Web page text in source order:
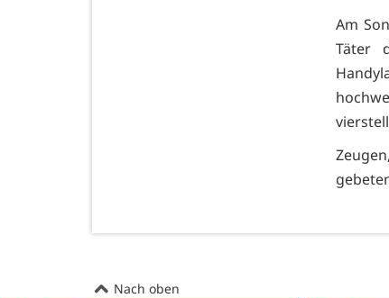
Am
Täter
Nach oben